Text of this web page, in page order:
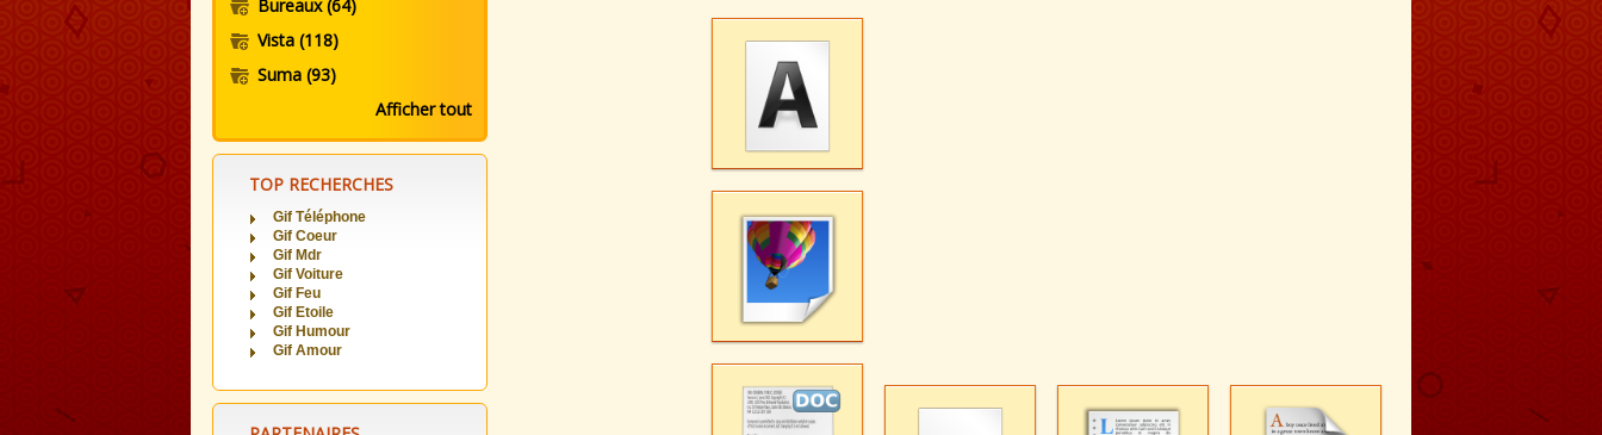
Bureaux(64)
Vista (118)
Suma (93)
Afficher tout
TOP RECHERCHES
Gif Téléphone
Gif Coeur
Gif Mdr
Gif Voiture
Gif Feu
Gif Etoile
Gif Humour
Gif Amour